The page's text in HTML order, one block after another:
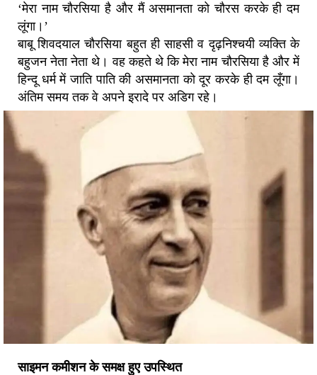
‘मेरा नाम चौरसिया है और मैं असमानता को चौरस करके ही दम
लूंगा।’
बाबू शिवदयाल चौरसिया बहुत ही साहसी व दृढ़निश्चयी व्यक्ति के
बहुजन नेता नेता थे। वह कहते थे कि मेरा नाम चौरसिया है और में
हिन्दू धर्म में जाति पाति की असमानता को दूर करके ही दम लूँगा।
अंतिम समय तक वे अपने इरादे पर अडिग रहे।
साइमन कमीशन के समक्ष हुए उपस्थित